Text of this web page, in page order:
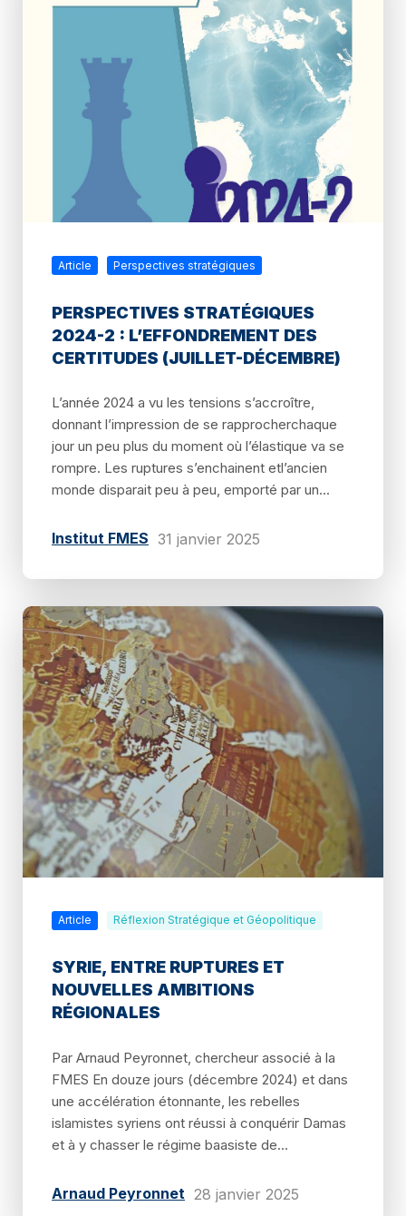
Article Perspectives stratégiques
PERSPECTIVES STRATÉGIQUES
2024-2 : L’EFFONDREMENT DES
CERTITUDES (JUILLET-DÉCEMBRE)
L’année 2024 a vu les tensions s’accroître,
donnant l’impression de se rapprocherchaque
jour un peu plus du moment où l’élastique va se
rompre. Les ruptures s’enchainent etl’ancien
monde disparait peu à peu, emporté par un...
Institut FMES 31 janvier 2025
Article Réflexion Stratégique et Géopolitique
SYRIE, ENTRE RUPTURES ET
NOUVELLES AMBITIONS
RÉGIONALES
Par Arnaud Peyronnet, chercheur associé à la
FMES En douze jours (décembre 2024) et dans
une accélération étonnante, les rebelles
islamistes syriens ont réussi à conquérir Damas
et à y chasser le régime baasiste de...
Arnaud Peyronnet 28 janvier 2025